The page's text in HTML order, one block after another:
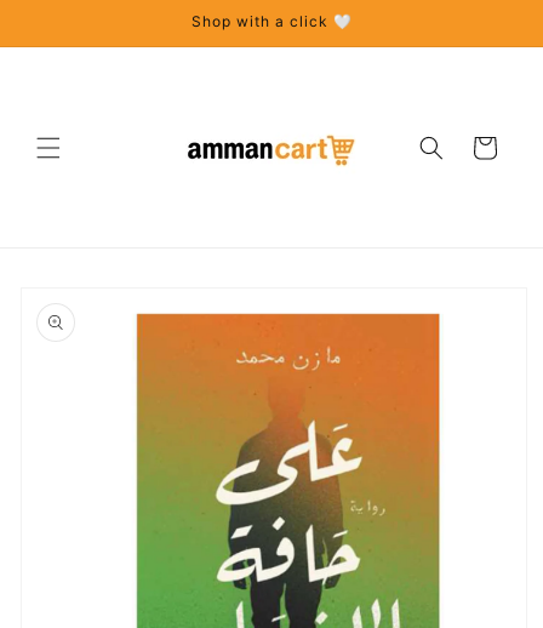
Shop with a click 🤍
Cart
product
information